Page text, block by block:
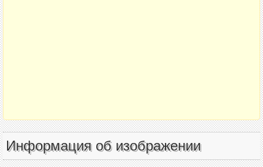
Информация об изображении